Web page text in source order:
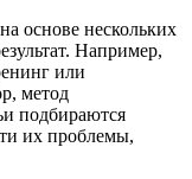
основе нескольких
Например,
или
метод
подбираются
их проблемы,